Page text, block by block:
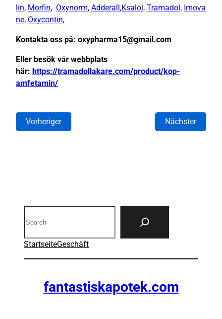
lin, Morfin, Oxynorm, Adderall ,Ksalol , Tramadol , Imova
ne, Oxycontin,
Kontakta oss på: oxypharma15@gmail.com
Eller besök vår webbplats
här: https://tramadollakare.com/product/kop-
amfetamin/
Vorheriger Nächster
StartseiteGeschäft
fantastiskapotek.com